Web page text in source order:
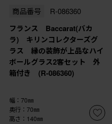
商品番号 R-086360
フランス Baccarat(バカ
ラ) キリンコレクターズグ
ラス 縁の装飾が上品なハイ
ボールグラス2客セット 外
箱付き (R-086360)
幅：70㎜
奥行：70㎜
高さ：140㎜